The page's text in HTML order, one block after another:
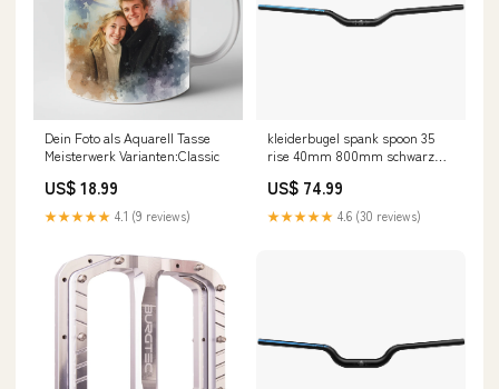
Dein Foto als Aquarell Tasse
Meisterwerk Varianten:Classic
US$ 18.99
★★★★★ 4.1 (9 reviews)
kleiderbugel spank spoon 35
rise 40mm 800mm schwarz
US$ 74.99
★★★★★ 4.6 (30 reviews)